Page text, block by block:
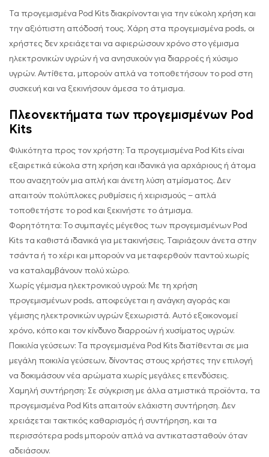
Τα προγεμισμένα Pod Kits διακρίνονται για την εύκολη χρήση και
την αξιόπιστη απόδοσή τους. Χάρη στα προγεμισμένα pods, οι
χρήστες δεν χρειάζεται να αφιερώσουν χρόνο στο γέμισμα
ηλεκτρονικών υγρών ή να ανησυχούν για διαρροές ή χύσιμο
υγρών. Αντίθετα, μπορούν απλά να τοποθετήσουν το pod στη
συσκευή και να ξεκινήσουν άμεσα το άτμισμα.
Πλεονεκτήματα των προγεμισμένων Pod
Kits
Φιλικότητα προς τον χρήστη: Τα προγεμισμένα Pod Kits είναι
εξαιρετικά εύκολα στη χρήση και ιδανικά για αρχάριους ή άτομα
που αναζητούν μια απλή και άνετη λύση ατμίσματος. Δεν
απαιτούν πολύπλοκες ρυθμίσεις ή χειρισμούς – απλά
τοποθετήστε το pod και ξεκινήστε το άτμισμα.
Φορητότητα: Το συμπαγές μέγεθος των προγεμισμένων Pod
Kits τα καθιστά ιδανικά για μετακινήσεις. Ταιριάζουν άνετα στην
τσάντα ή το χέρι και μπορούν να μεταφερθούν παντού χωρίς
να καταλαμβάνουν πολύ χώρο.
Χωρίς γέμισμα ηλεκτρονικού υγρού: Με τη χρήση
προγεμισμένων pods, αποφεύγεται η ανάγκη αγοράς και
γέμισης ηλεκτρονικών υγρών ξεχωριστά. Αυτό εξοικονομεί
χρόνο, κόπο και τον κίνδυνο διαρροών ή χυσίματος υγρών.
Ποικιλία γεύσεων: Τα προγεμισμένα Pod Kits διατίθενται σε μια
μεγάλη ποικιλία γεύσεων, δίνοντας στους χρήστες την επιλογή
να δοκιμάσουν νέα αρώματα χωρίς μεγάλες επενδύσεις.
Χαμηλή συντήρηση: Σε σύγκριση με άλλα ατμιστικά προϊόντα, τα
προγεμισμένα Pod Kits απαιτούν ελάχιστη συντήρηση. Δεν
χρειάζεται τακτικός καθαρισμός ή συντήρηση, και τα
περισσότερα pods μπορούν απλά να αντικατασταθούν όταν
αδειάσουν.